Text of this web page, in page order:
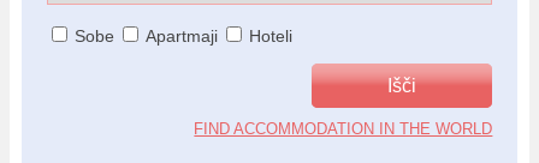
Sobe Apartmaji Hoteli
FIND ACCOMMODATION IN THE WORLD